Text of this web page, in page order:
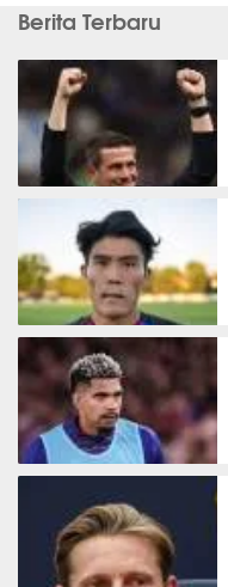
Berita Terbaru